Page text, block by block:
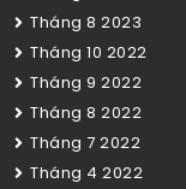
Tháng 8 2023
Tháng 10 2022
Tháng 9 2022
Tháng 8 2022
Tháng 7 2022
Tháng 4 2022